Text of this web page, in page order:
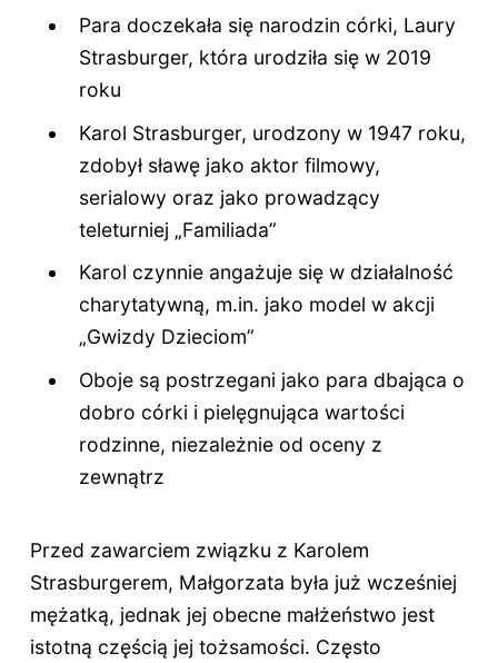
Para doczekała się narodzin córki, Laury
Strasburger, która urodziła się w 2019
roku
Karol Strasburger, urodzony w 1947 roku,
zdobył sławę jako aktor filmowy,
serialowy oraz jako prowadzący
teleturniej „Familiada”
Karol czynnie angażuje się w działalność
charytatywną, m.in. jako model w akcji
„Gwizdy Dzieciom”
Oboje są postrzegani jako para dbająca o
dobro córki i pielęgnująca wartości
rodzinne, niezależnie od oceny z
zewnątrz
Przed zawarciem związku z Karolem
Strasburgerem, Małgorzata była już wcześniej
mężatką, jednak jej obecne małżeństwo jest
istotną częścią jej tożsamości. Często